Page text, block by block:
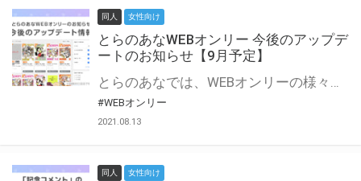
同人 女性向け
とらのあなWEBオンリー 今後のアップデ
ートのお知らせ【9月予定】
とらのあなでは、WEBオンリーの様々な支援を実施しています。 今回は2021年9月に実装を予定しているアップデート情報についてご紹介いたします。 とらのあなWEBオンリーサイトはこちら
#WEBオンリー
2021.08.13
同人 女性向け